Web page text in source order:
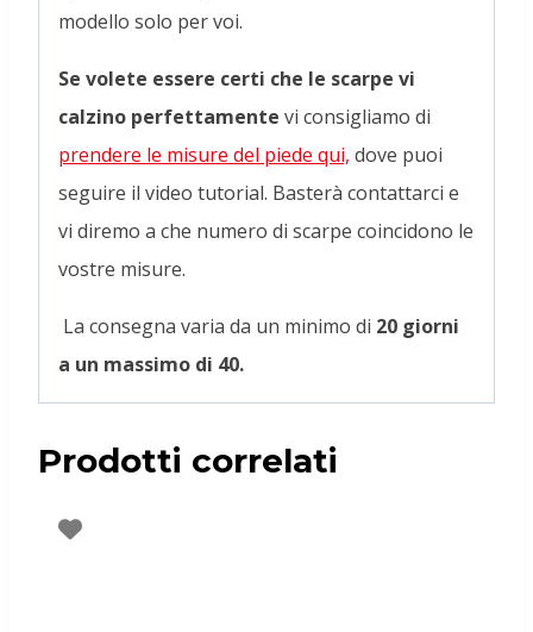
modello solo per voi.
Se volete essere certi che le scarpe vi
calzino perfettamente vi consigliamo di
prendere le misure del piede qui, dove puoi
seguire il video tutorial. Basterà contattarci e
vi diremo a che numero di scarpe coincidono le
vostre misure.
La consegna varia da un minimo di 20 giorni
a un massimo di 40.
Prodotti correlati